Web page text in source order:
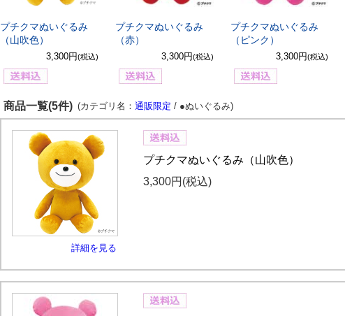
プチクマぬいぐるみ
（山吹色）
3,300円(税込)
プチクマぬいぐるみ
（赤）
3,300円(税込)
プチクマぬいぐるみ
（ピンク）
3,300円(税込)
商品一覧(5件) (カテゴリ名： 通販限定 / ●ぬいぐるみ)
詳細を見る
プチクマぬいぐるみ（山吹色）
3,300円 (税込)